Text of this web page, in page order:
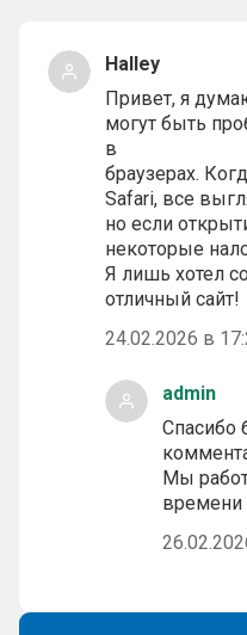
Halley
Привет, я
могут быть
в
браузерах.
Safari, все
но если
некоторые
Я лишь хотел
отличный сайт!
24.02.2026 в
admin
Спасибо
Мы
времени